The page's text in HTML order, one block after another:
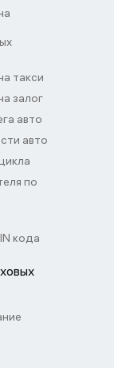
такси
залог
авто
авто
по
кода